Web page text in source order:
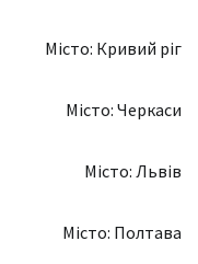
Місто: Кривий ріг
Місто: Черкаси
Місто: Львів
Місто: Полтава